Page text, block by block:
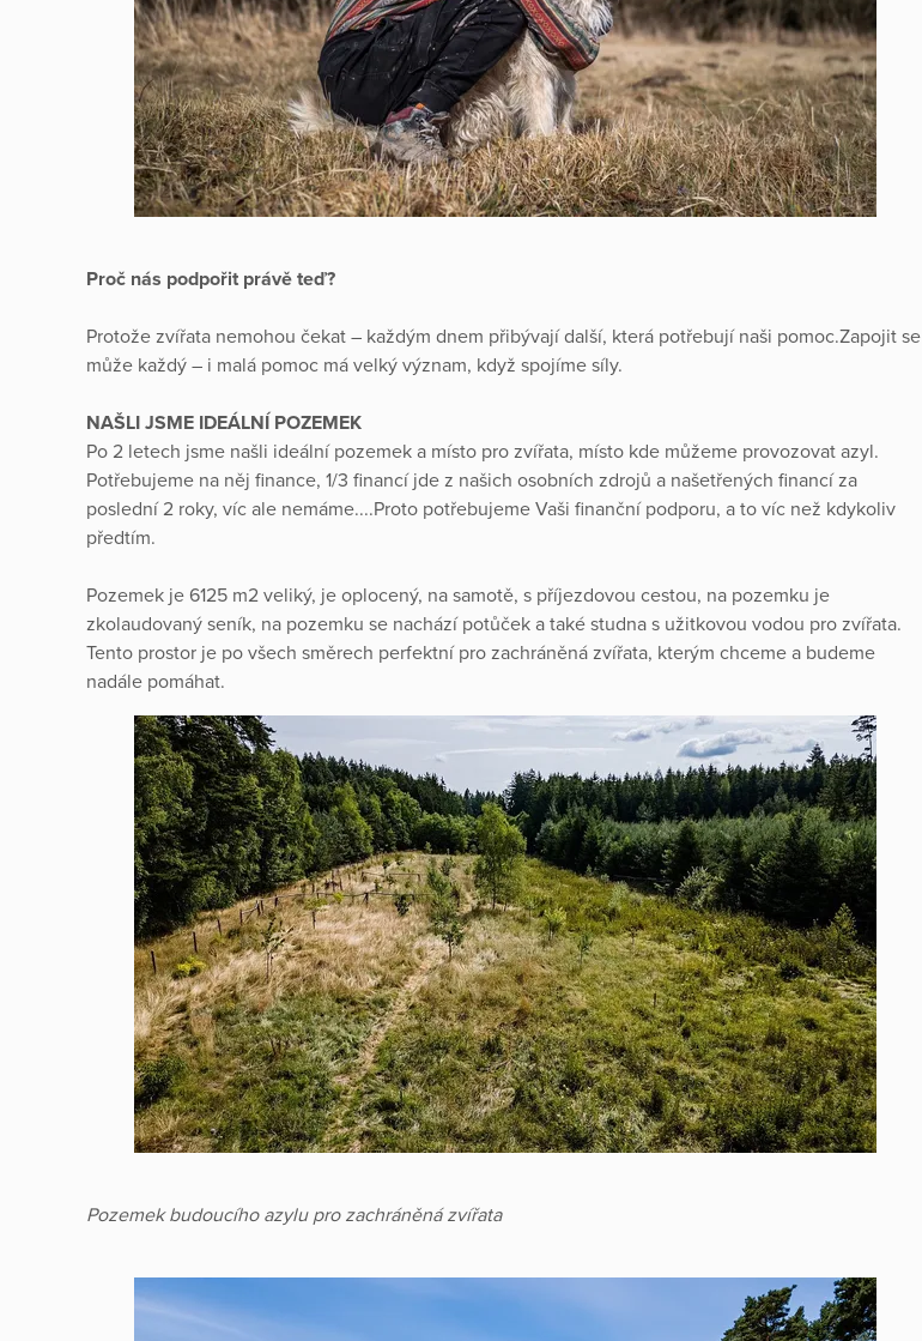
Proč nás podpořit právě teď?
Protože zvířata nemohou čekat – každým dnem přibývají další, která potřebují naši pomoc.Zapojit se
může každý – i malá pomoc má velký význam, když spojíme síly.
NAŠLI JSME IDEÁLNÍ POZEMEK
Po 2 letech jsme našli ideální pozemek a místo pro zvířata, místo kde můžeme provozovat azyl.
Potřebujeme na něj finance, 1/3 financí jde z našich osobních zdrojů a našetřených financí za
poslední 2 roky, víc ale nemáme....Proto potřebujeme Vaši finanční podporu, a to víc než kdykoliv
předtím.
Pozemek je 6125 m2 veliký, je oplocený, na samotě, s příjezdovou cestou, na pozemku je
zkolaudovaný seník, na pozemku se nachází potůček a také studna s užitkovou vodou pro zvířata.
Tento prostor je po všech směrech perfektní pro zachráněná zvířata, kterým chceme a budeme
nadále pomáhat.
Pozemek budoucího azylu pro zachráněná zvířata